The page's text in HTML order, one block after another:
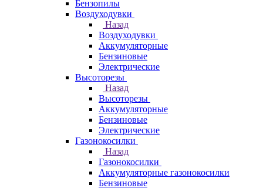
Бензопилы
Воздуходувки
Назад
Воздуходувки
Аккумуляторные
Бензиновые
Электрические
Высоторезы
Назад
Высоторезы
Аккумуляторные
Бензиновые
Электрические
Газонокосилки
Назад
Газонокосилки
Аккумуляторные газонокосилки
Бензиновые